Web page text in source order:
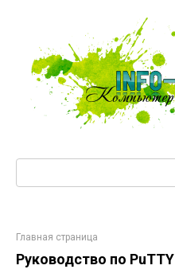
Главная страница
Руководство по PuTTY